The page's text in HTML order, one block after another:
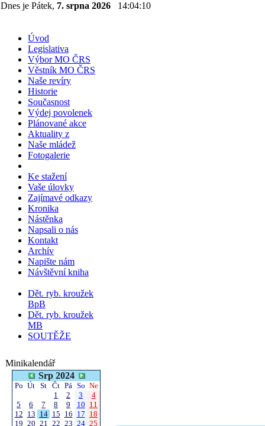
Dnes je Pátek, 7. srpna 2026 14:04:10
Úvod
Legislativa
Výbor MO ČRS
Věstník MO ČRS
Naše revíry
Historie
Současnost
Výdej povolenek
Plánované akce
Aktuality z
Naše mládež
Fotogalerie
Ke stažení
Vaše úlovky
Zajímavé odkazy
Kronika
Nástěnka
Napsali o nás
Kontakt
Archív
Napište nám
Návštěvní kniha
Dět. ryb. kroužek
BpB
Dět. ryb. kroužek
MB
SOUTĚŽE
Minikalendář
Srp 2024
Po Út St Čt Pá So Ne
1
2 3
4
5
6 7 8 9 10 11
12 13 14 15 16 17 18
19 20 21 22 23 24 25